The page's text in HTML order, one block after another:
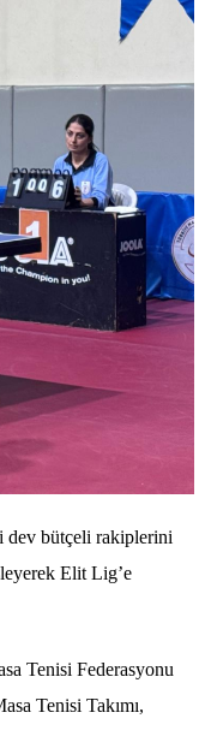
dev bütçeli rakiplerini
Elit Lig’e
Tenisi Federasyonu
Tenisi Takımı,